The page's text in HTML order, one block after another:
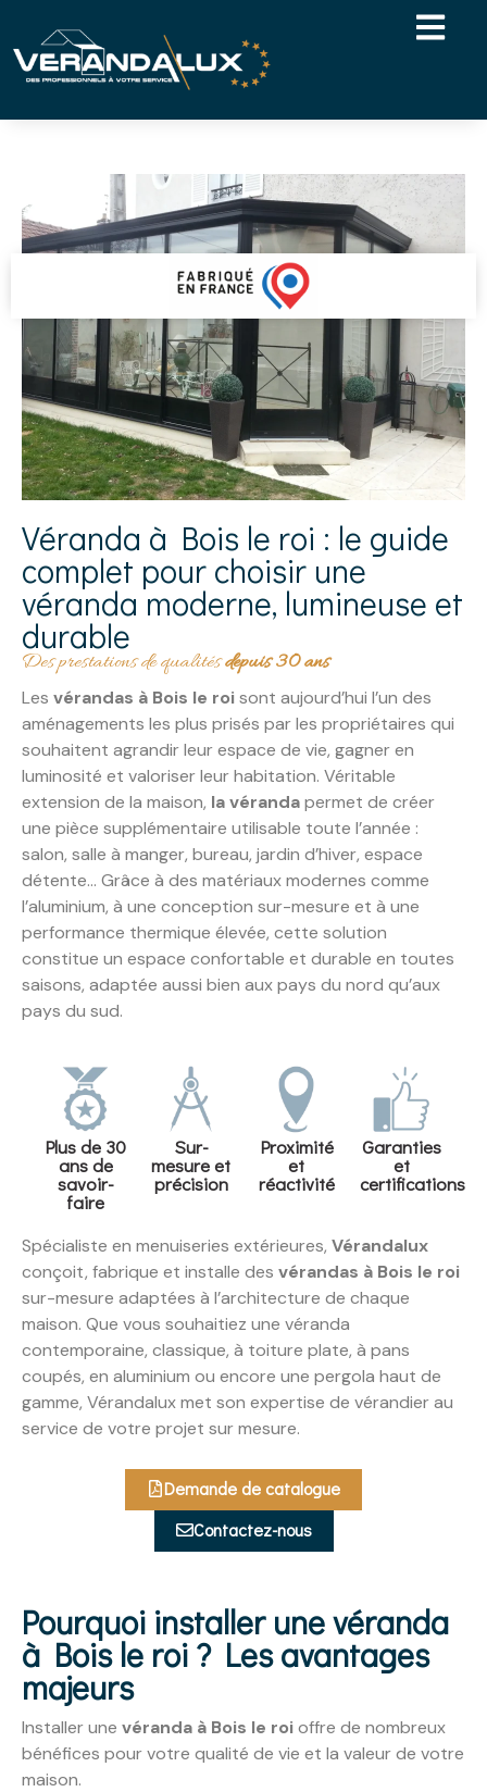
Véranda à Bois le roi : le guide
complet pour choisir une
véranda moderne, lumineuse et
durable
Des prestations de qualitésdepuis 30 ans
Les vérandas à Bois le roisont aujourd’hui l’un des
aménagements les plus prisés par les propriétaires qui
souhaitent agrandir leur espace de vie, gagner en
luminosité et valoriser leur habitation. Véritable
extension de la maison, la vérandapermet de créer
une pièce supplémentaire utilisable toute l’année :
salon, salle à manger, bureau, jardin d’hiver, espace
détente… Grâce à des matériaux modernes comme
l’aluminium, à une conception sur-mesure et à une
performance thermique élevée, cette solution
constitue un espace confortable et durable en toutes
saisons, adaptée aussi bien aux pays du nord qu’aux
pays du sud.
Plus de 30
ans de
savoir-
faire
Sur-
mesure et
précision
Proximité
et
réactivité
Garanties
et
certifications
Spécialiste en menuiseries extérieures, Vérandalux
conçoit, fabrique et installe des vérandas à Bois le roi
sur-mesure adaptées à l’architecture de chaque
maison. Que vous souhaitiez une véranda
contemporaine, classique, à toiture plate, à pans
coupés, en aluminium ou encore une pergola haut de
gamme, Vérandalux met son expertise de vérandier au
service de votre projet sur mesure.
Demande de catalogue
Contactez-nous
Pourquoi installer une véranda
à Bois le roi ? Les avantages
majeurs
Installer une véranda à Bois le roioffre de nombreux
bénéfices pour votre qualité de vie et la valeur de votre
maison.